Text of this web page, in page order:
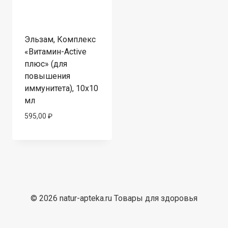
Эльзам, Комплекс
«Витамин-Active
плюс» (для
повышения
иммунитета), 10х10
мл
595,00 ₽
© 2026 natur-apteka.ru Товары для здоровья